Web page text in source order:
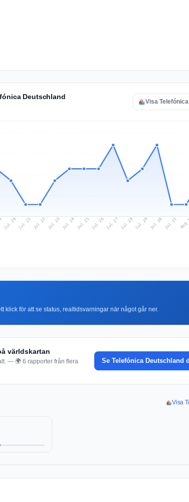
Deutschland
Visa
Jul 20 Jul 21 Jul 22 Jul 23 Jul 24 Jul 25 Jul 26Jul 27 Jul 28Jul 29 Jul 30 Jul 31
för att se status, realtidsvarningar när något går ner.
världskartan
— 🌍 6 rapporter från flera
Se Telefónica Deutschland
Visa